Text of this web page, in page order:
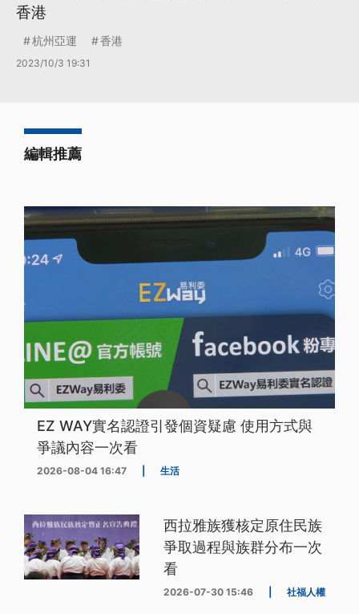
香港
杭州亞運 香港
2023/10/3 19:31
編輯推薦
EZ WAY實名認證引發個資疑慮 使用方式與
爭議內容一次看
2026-08-04 16:47 生活
西拉雅族獲核定原住民族
爭取過程與族群分布一次
看
2026-07-30 15:46 社福人權